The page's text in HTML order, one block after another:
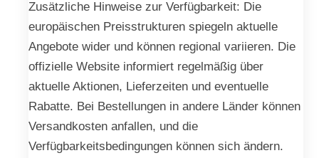
Zusätzliche Hinweise zur Verfügbarkeit: Die
europäischen Preisstrukturen spiegeln aktuelle
Angebote wider und können regional variieren. Die
offizielle Website informiert regelmäßig über
aktuelle Aktionen, Lieferzeiten und eventuelle
Rabatte. Bei Bestellungen in andere Länder können
Versandkosten anfallen, und die
Verfügbarkeitsbedingungen können sich ändern.